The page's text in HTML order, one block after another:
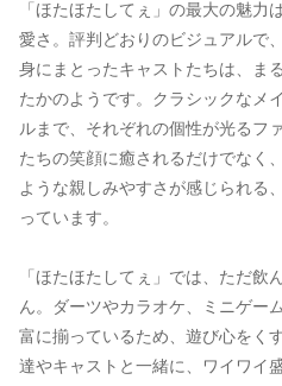
「ほたほたしてぇ」の最大の魅力
愛さ。評判どおりのビジュアルで
身にまとったキャストたちは、ま
たかのようです。クラシックなメ
ルまで、それぞれの個性が光るフ
たちの笑顔に癒されるだけでなく
ような親しみやすさが感じられる
っています。
「ほたほたしてぇ」では、ただ飲
ん。ダーツやカラオケ、ミニゲー
富に揃っているため、遊び心をく
達やキャストと一緒に、ワイワイ